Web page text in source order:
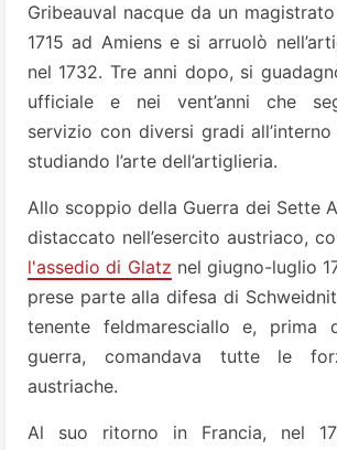
Gribeauval nacque da un
1715 ad Amiens e si arruolò
nel 1732. Tre anni dopo, si
ufficiale e nei vent’anni che
servizio con diversi gradi
studiando l’arte dell’artiglieria.
Allo scoppio della Guerra dei Sette
distaccato nell’esercito austriaco,
l'assedio di Glatz nel giugno-luglio
prese parte alla difesa di
tenente feldmaresciallo e, prima
guerra, comandava tutte le
austriache.
Al suo ritorno in Francia, nel